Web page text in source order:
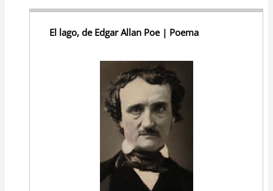
El lago, de Edgar Allan Poe | Poema